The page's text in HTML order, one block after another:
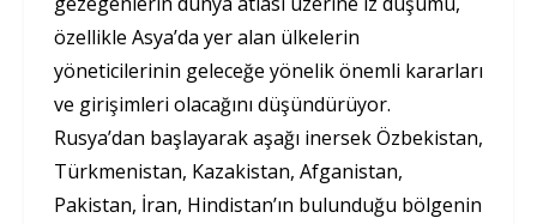
özellikle Asya’da yer alan ülkelerin
yöneticilerinin geleceğe yönelik önemli kararları
ve girişimleri olacağını düşündürüyor.
Rusya’dan başlayarak aşağı inersek Özbekistan,
Türkmenistan, Kazakistan, Afganistan,
Pakistan, İran, Hindistan’ın bulunduğu bölgenin